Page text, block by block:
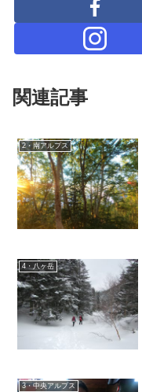
関連記事
2・南アルプス
4・八ヶ岳
3・中央アルプス